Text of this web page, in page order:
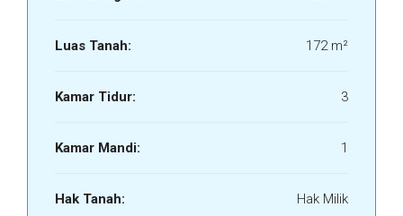
Luas Tanah: 172 m²
Kamar Tidur: 3
Kamar Mandi: 1
Hak Tanah: Hak Milik